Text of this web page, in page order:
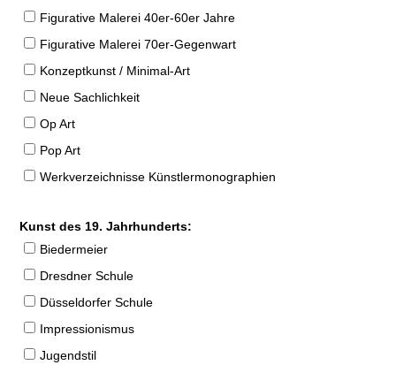
Figurative Malerei 40er-60er Jahre
Figurative Malerei 70er-Gegenwart
Konzeptkunst / Minimal-Art
Neue Sachlichkeit
Op Art
Pop Art
Werkverzeichnisse Künstlermonographien
Kunst des 19. Jahrhunderts:
Biedermeier
Dresdner Schule
Düsseldorfer Schule
Impressionismus
Jugendstil